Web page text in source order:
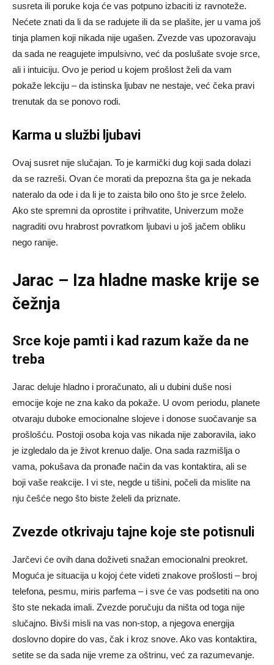
susreta ili poruke koja će vas potpuno izbaciti iz ravnoteže.
Nećete znati da li da se radujete ili da se plašite, jer u vama još
tinja plamen koji nikada nije ugašen. Zvezde vas upozoravaju
da sada ne reagujete impulsivno, već da poslušate svoje srce,
ali i intuiciju. Ovo je period u kojem prošlost želi da vam
pokaže lekciju – da istinska ljubav ne nestaje, već čeka pravi
trenutak da se ponovo rodi.
Karma u službi ljubavi
Ovaj susret nije slučajan. To je karmički dug koji sada dolazi
da se razreši. Ovan će morati da prepozna šta ga je nekada
nateralo da ode i da li je to zaista bilo ono što je srce želelo.
Ako ste spremni da oprostite i prihvatite, Univerzum može
nagraditi ovu hrabrost povratkom ljubavi u još jačem obliku
nego ranije.
Jarac – Iza hladne maske krije se
čežnja
Srce koje pamti i kad razum kaže da ne
treba
Jarac deluje hladno i proračunato, ali u dubini duše nosi
emocije koje ne zna kako da pokaže. U ovom periodu, planete
otvaraju duboke emocionalne slojeve i donose suočavanje sa
prošlošću. Postoji osoba koja vas nikada nije zaboravila, iako
je izgledalo da je život krenuo dalje. Ona sada razmišlja o
vama, pokušava da pronađe način da vas kontaktira, ali se
boji vaše reakcije. I vi ste, negde u tišini, počeli da mislite na
nju češće nego što biste želeli da priznate.
Zvezde otkrivaju tajne koje ste potisnuli
Jarčevi će ovih dana doživeti snažan emocionalni preokret.
Moguća je situacija u kojoj ćete videti znakove prošlosti – broj
telefona, pesmu, miris parfema – i sve će vas podsetiti na ono
što ste nekada imali. Zvezde poručuju da ništa od toga nije
slučajno. Bivši misli na vas non-stop, a njegova energija
doslovno dopire do vas, čak i kroz snove. Ako vas kontaktira,
setite se da sada nije vreme za oštrinu, već za razumevanje.